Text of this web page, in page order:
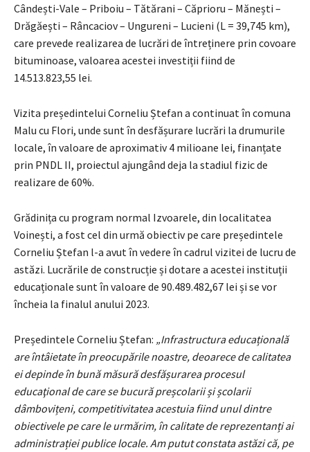
Cândești-Vale – Priboiu – Tătărani – Căprioru – Mănești –
Drăgăești – Râncaciov – Ungureni – Lucieni (L = 39,745 km),
care prevede realizarea de lucrări de întreținere prin covoare
bituminoase, valoarea acestei investiții fiind de
14.513.823,55 lei.
Vizita președintelui Corneliu Ștefan a continuat în comuna
Malu cu Flori, unde sunt în desfășurare lucrări la drumurile
locale, în valoare de aproximativ 4 milioane lei, finanțate
prin PNDL II, proiectul ajungând deja la stadiul fizic de
realizare de 60%.
Grădinița cu program normal Izvoarele, din localitatea
Voinești, a fost cel din urmă obiectiv pe care președintele
Corneliu Ștefan l-a avut în vedere în cadrul vizitei de lucru de
astăzi. Lucrările de construcție și dotare a acestei instituții
educaționale sunt în valoare de 90.489.482,67 lei și se vor
încheia la finalul anului 2023.
Președintele Corneliu Ștefan: „Infrastructura educațională
are întâietate în preocupările noastre, deoarece de calitatea
ei depinde în bună măsură desfășurarea procesul
educaţional de care se bucură preșcolarii și școlarii
dâmbovițeni, competitivitatea acestuia fiind unul dintre
obiectivele pe care le urmărim, în calitate de reprezentanți ai
administrației publice locale. Am putut constata astăzi că, pe